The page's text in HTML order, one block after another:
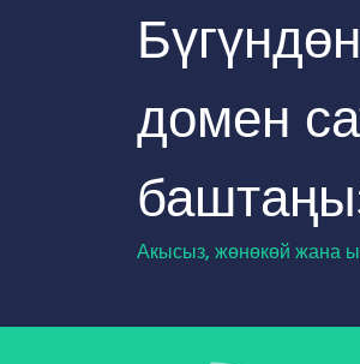
домен
Акысыз, жөнөкөй жана